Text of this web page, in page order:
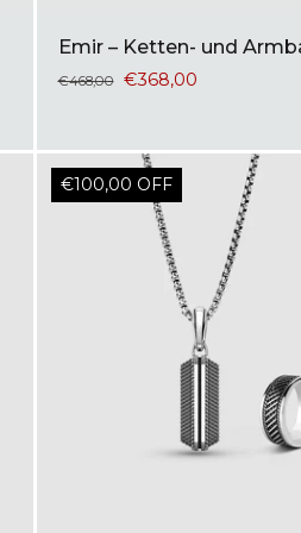
Emir – Ketten- und
€468,00 €368,00
€100,00 OFF